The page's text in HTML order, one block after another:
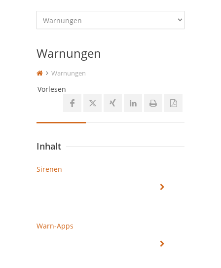
Warnungen
Warnungen
Vorlesen
Inhalt
Sirenen
Warn-Apps